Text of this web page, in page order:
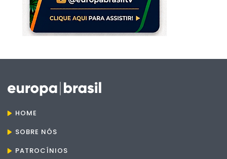
HOME
SOBRE NÓS
PATROCÍNIOS